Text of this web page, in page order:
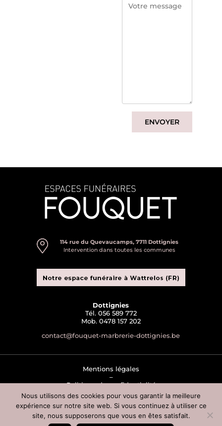
ENVOYER
114 rue du Quevaucamps, 7711 Dottignies
Intervention dans toutes les communes
Dottignies
Tél. 056 589 772
Mob. 0478 157 202
contact@fouquet-marbrerie-dottignies.be
Mentions légales
–
Politique de confidentialité
Conditions générales de ventes
–
Contact
Nous utilisons des cookies pour vous garantir la meilleure
expérience sur notre site web. Si vous continuez à utiliser ce
site, nous supposerons que vous en êtes satisfait.